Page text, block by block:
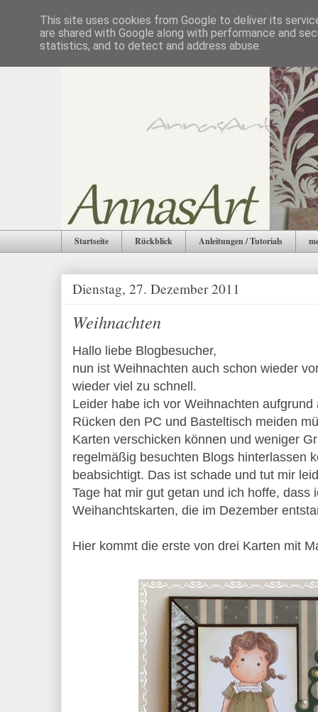
Startseite Rückblick Anleitungen / Tutorials
Dienstag, 27. Dezember 2011
Weihnachten
Hallo liebe Blogbesucher,
nun ist Weihnachten auch schon wieder
wieder viel zu schnell.
Leider habe ich vor Weihnachten
Rücken den PC und Basteltisch meiden
Karten verschicken können und weniger
regelmäßig besuchten Blogs hinterlassen
beabsichtigt. Das ist schade und tut mir
Tage hat mir gut getan und ich hoffe, dass
Weihanchtskarten, die im Dezember
Hier kommt die erste von drei Karten mit
This site uses cookies from Google to deliver its
are shared with Google along with performance and
statistics, and to detect and address abuse.